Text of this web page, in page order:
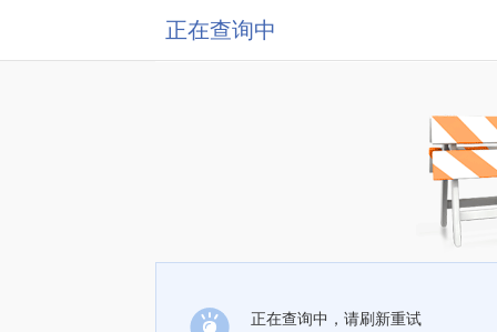
正在查询中
正在查询中，请刷新重试